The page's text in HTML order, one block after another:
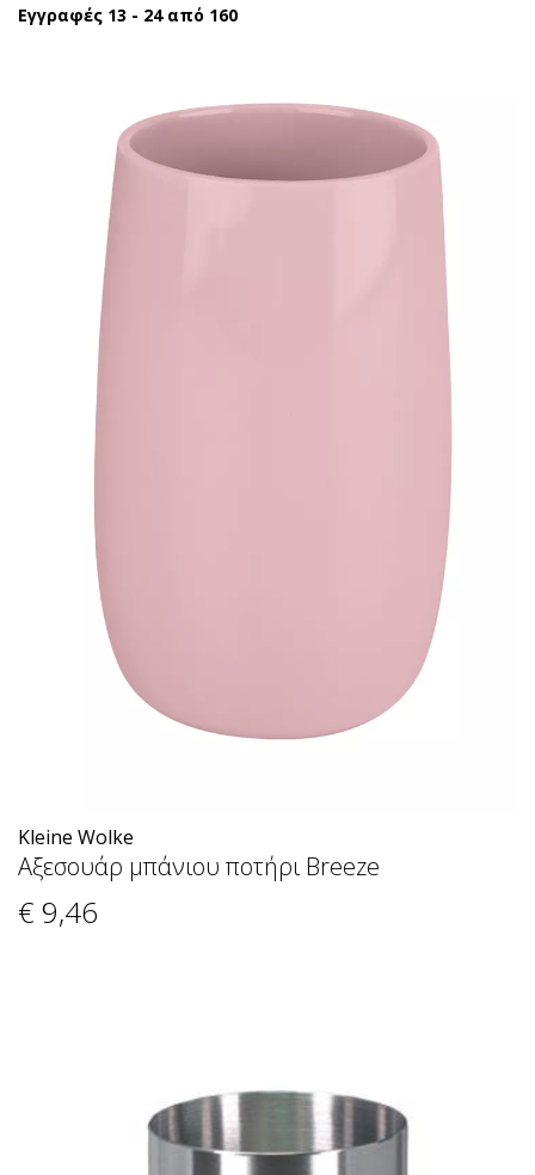
Εγγραφές 13 - 24 από 160
Kleine Wolke
Αξεσουάρ μπάνιου ποτήρι Breeze
€ 9,46